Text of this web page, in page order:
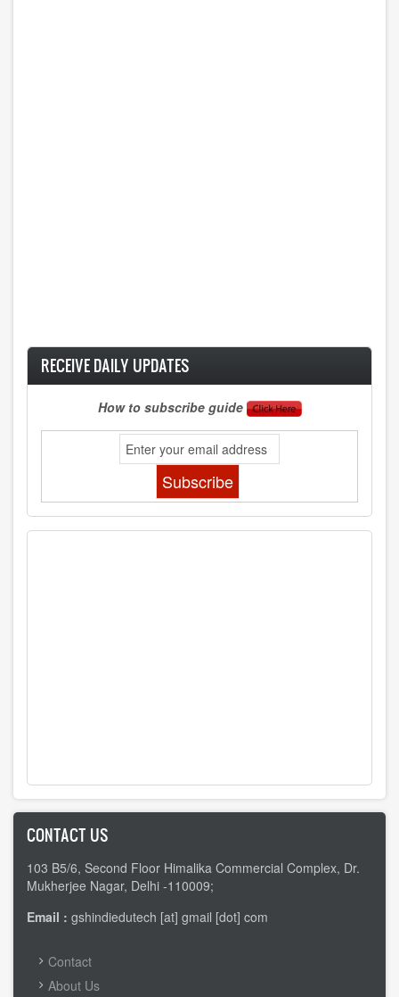
RECEIVE DAILY UPDATES
How to subscribe guide
CONTACT US
103 B5/6, Second Floor Himalika Commercial Complex, Dr.
Mukherjee Nagar, Delhi -110009;
Email : gshindiedutech [at] gmail [dot] com
FOOTER
MENU
Contact
About Us